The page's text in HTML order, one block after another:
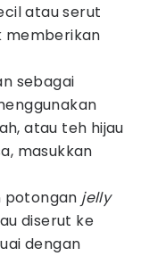
atau serut
memberikan
sebagai
atau teh hijau
masukkan
potongan jelly
diserut ke
dengan